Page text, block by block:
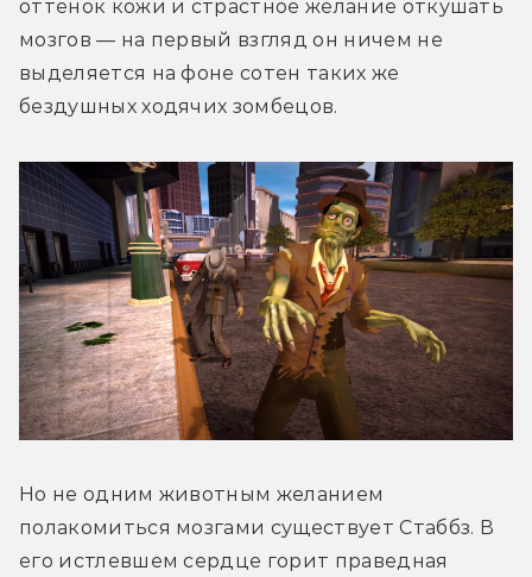
оттенок кожи и страстное желание откушать
мозгов — на первый взгляд он ничем не
выделяется на фоне сотен таких же
бездушных ходячих зомбецов.
Но не одним животным желанием
полакомиться мозгами существует Стаббз. В
его истлевшем сердце горит праведная